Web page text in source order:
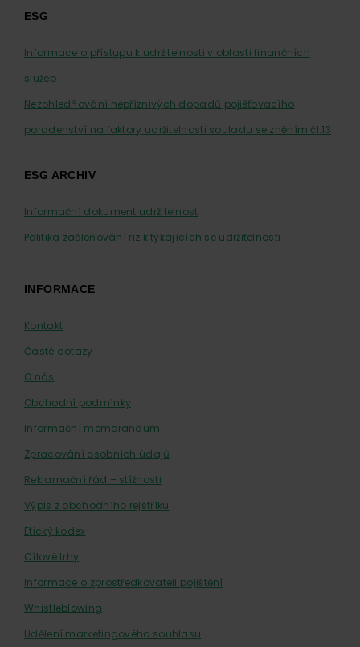
ESG
Informace o přístupu k udržitelnosti v oblasti finančních
služeb
Nezohledňování nepříznivých dopadů pojišťovacího
poradenství na faktory udržitelnosti souladu se zněním čl.13
ESG ARCHIV
Informační dokument udržitelnost
Politika začleňování rizik týkajících se udržitelnosti
INFORMACE
Kontakt
Časté dotazy
O nás
Obchodní podmínky
Informační memorandum
Zpracování osobních údajů
Reklamační řád – stížnosti
Výpis z obchodního rejstříku
Etický kodex
Cílové trhy
Informace o zprostředkovateli pojištění
Whistleblowing
Udělení marketingového souhlasu